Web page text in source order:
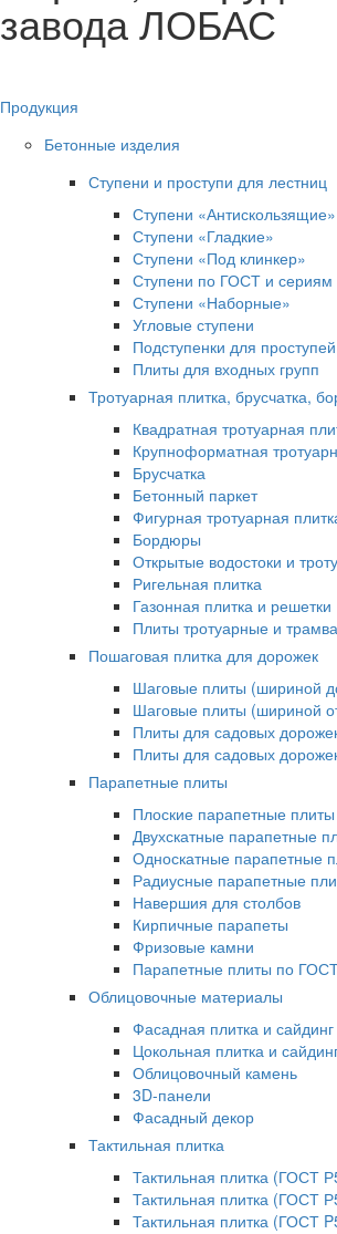
завода ЛОБАС
Продукция
Бетонные изделия
Ступени и проступи для лестниц
Ступени «Антискользящие»
Ступени «Гладкие»
Ступени «Под клинкер»
Ступени по ГОСТ и сериям
Ступени «Наборные»
Угловые ступени
Подступенки для проступей
Плиты для входных групп
Тротуарная плитка, брусчатка,
Квадратная тротуарная
Крупноформатная
Брусчатка
Бетонный паркет
Фигурная тротуарная
Бордюры
Открытые водостоки и
Ригельная плитка
Газонная плитка и решетки
Плиты тротуарные и
Пошаговая плитка для дорожек
Шаговые плиты (шириной
Шаговые плиты (шириной
Плиты для садовых
Плиты для садовых
Парапетные плиты
Плоские парапетные плиты
Двухскатные парапетные
Односкатные парапетные
Радиусные парапетные
Навершия для столбов
Кирпичные парапеты
Фризовые камни
Парапетные плиты по
Облицовочные материалы
Фасадная плитка и сайдинг
Цокольная плитка и
Облицовочный камень
3D-панели
Фасадный декор
Тактильная плитка
Тактильная плитка (ГОСТ
Тактильная плитка (ГОСТ
Тактильная плитка (ГОСТ